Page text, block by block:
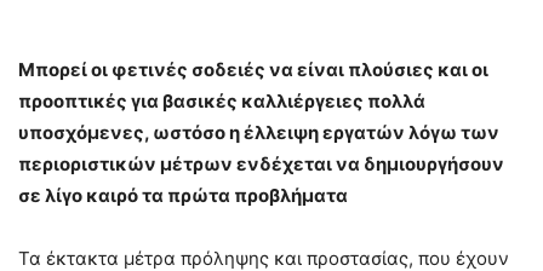
Μπορεί οι φετινές σοδειές να είναι πλούσιες και οι
προοπτικές για βασικές καλλιέργειες πολλά
υποσχόμενες, ωστόσο η έλλειψη εργατών λόγω των
περιοριστικών μέτρων ενδέχεται να δημιουργήσουν
σε λίγο καιρό τα πρώτα προβλήματα
Τα έκτακτα μέτρα πρόληψης και προστασίας, που έχουν